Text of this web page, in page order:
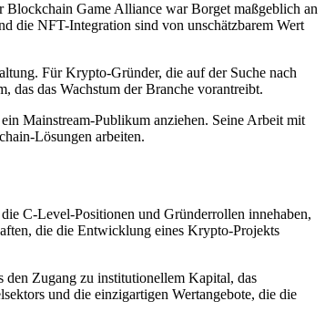
Blockchain Game Alliance war Borget maßgeblich an
die NFT-Integration sind von unschätzbarem Wert
Für Krypto-Gründer, die auf der Suche nach
das das Wachstum der Branche vorantreibt.
Mainstream-Publikum anziehen. Seine Arbeit mit
Lösungen arbeiten.
C-Level-Positionen und Gründerrollen innehaben,
die die Entwicklung eines Krypto-Projekts
Zugang zu institutionellem Kapital, das
und die einzigartigen Wertangebote, die die